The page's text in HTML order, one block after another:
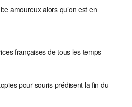
amoureux alors qu’on est en
françaises de tous les temps
pour souris prédisent la fin du